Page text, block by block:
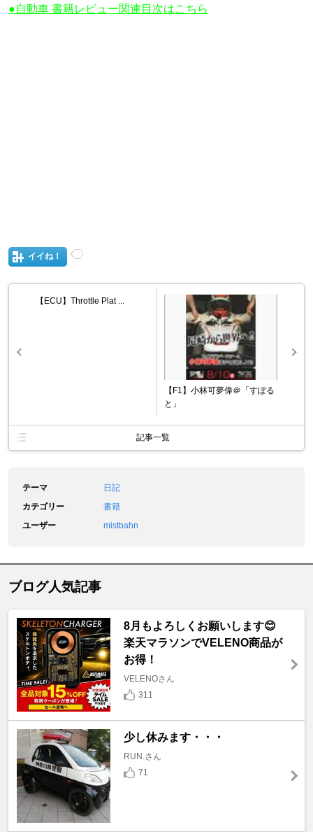
●自動車 書籍レビュー関連目次はこちら
イイね！
【ECU】Throttle Plat ...
【F1】小林可夢偉＠「すぽる
と」
記事一覧
テーマ
日記
カテゴリー
書籍
ユーザー
mistbahn
ブログ人気記事
8月もよろしくお願いします😊
楽天マラソンでVELENO商品が
お得！
VELENOさん
311
少し休みます・・・
RUN.さん
71